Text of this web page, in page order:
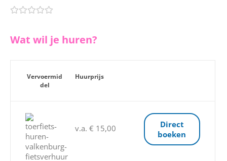
Wat wil je huren?
Vervoermid
del
Huurprijs
v.a. € 15,00
Direct
boeken